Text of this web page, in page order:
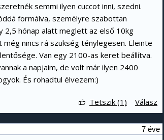
semmi ilyen cuccot inni, szedni.
formálva, személyre szabottan
2,5 hónap alatt meglett az első 10kg
nincs rá szükség ténylegesen. Eleinte
Van egy 2100-as keret beállítva.
a napjaim, de volt már ilyen 2400
És rohadtul élvezem:)
Válasz
Tetszik (1)
7 éve